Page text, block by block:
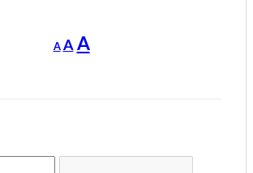
A
Decrease
font
A Reset
AIncrease